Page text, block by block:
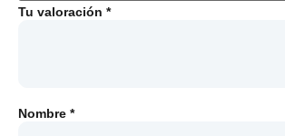
Tu valoración *
Nombre *